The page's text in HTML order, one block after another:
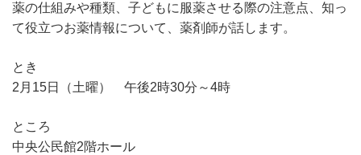
薬の仕組みや種類、子どもに服薬させる際の注意点、知っ
て役立つお薬情報について、薬剤師が話します。
とき
2月15日（土曜） 午後2時30分～4時
ところ
中央公民館2階ホール